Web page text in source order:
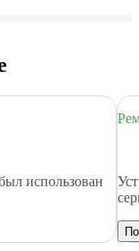
использован